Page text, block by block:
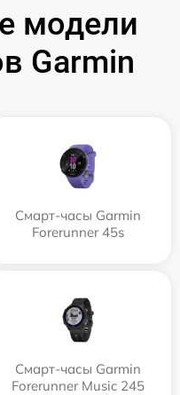
модели
Garmin
Смарт-часы Garmin
Forerunner 45s
Смарт-часы Garmin
Forerunner Music 245